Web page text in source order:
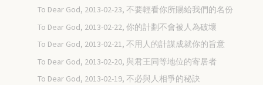
To Dear God, 2013-02-23, 不要輕看你所賜給我們的名份
To Dear God, 2013-02-22, 你的計劃不會被人為破壞
To Dear God, 2013-02-21, 不用人的計謀成就你的旨意
To Dear God, 2013-02-20, 與君王同等地位的寄居者
To Dear God, 2013-02-19, 不必與人相爭的秘訣